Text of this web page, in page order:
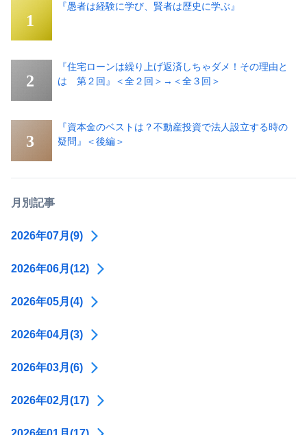
『愚者は経験に学び、賢者は歴史に学ぶ』
『住宅ローンは繰り上げ返済しちゃダメ！その理由と
は 第２回』＜全２回＞→＜全３回＞
『資本金のベストは？不動産投資で法人設立する時の
疑問』＜後編＞
月別記事
2026年07月(9)
2026年06月(12)
2026年05月(4)
2026年04月(3)
2026年03月(6)
2026年02月(17)